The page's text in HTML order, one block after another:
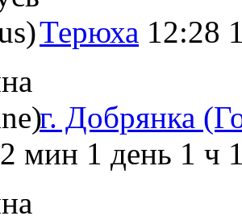
Терюха 12:28
г. Добрянка
2 мин 1 день 1 ч